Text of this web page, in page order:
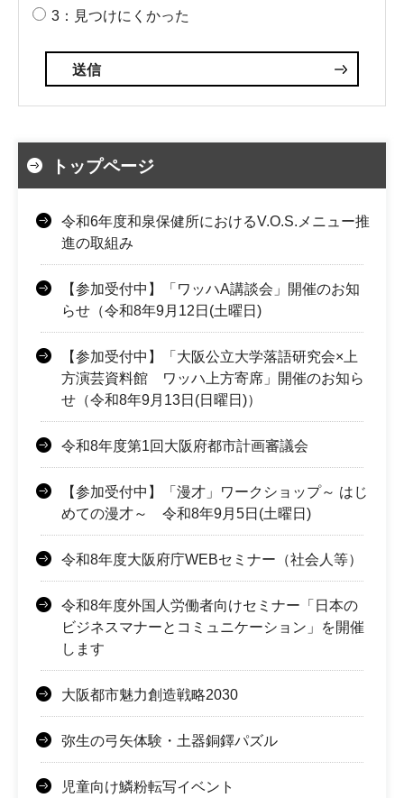
3：見つけにくかった
トップページ
令和6年度和泉保健所におけるV.O.S.メニュー推
進の取組み
【参加受付中】「ワッハA講談会」開催のお知
らせ（令和8年9月12日(土曜日)
【参加受付中】「大阪公立大学落語研究会×上
方演芸資料館 ワッハ上方寄席」開催のお知ら
せ（令和8年9月13日(日曜日)）
令和8年度第1回大阪府都市計画審議会
【参加受付中】「漫才」ワークショップ～ はじ
めての漫才～ 令和8年9月5日(土曜日)
令和8年度大阪府庁WEBセミナー（社会人等）
令和8年度外国人労働者向けセミナー「日本の
ビジネスマナーとコミュニケーション」を開催
します
大阪都市魅力創造戦略2030
弥生の弓矢体験・土器銅鐸パズル
児童向け鱗粉転写イベント